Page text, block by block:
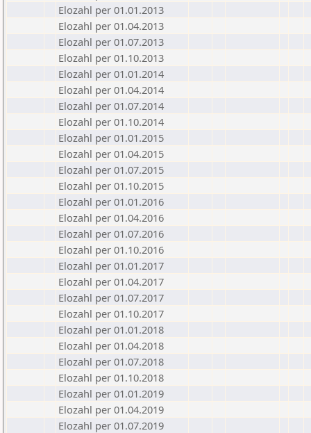
Elozahl per 01.01.2013
Elozahl per 01.04.2013
Elozahl per 01.07.2013
Elozahl per 01.10.2013
Elozahl per 01.01.2014
Elozahl per 01.04.2014
Elozahl per 01.07.2014
Elozahl per 01.10.2014
Elozahl per 01.01.2015
Elozahl per 01.04.2015
Elozahl per 01.07.2015
Elozahl per 01.10.2015
Elozahl per 01.01.2016
Elozahl per 01.04.2016
Elozahl per 01.07.2016
Elozahl per 01.10.2016
Elozahl per 01.01.2017
Elozahl per 01.04.2017
Elozahl per 01.07.2017
Elozahl per 01.10.2017
Elozahl per 01.01.2018
Elozahl per 01.04.2018
Elozahl per 01.07.2018
Elozahl per 01.10.2018
Elozahl per 01.01.2019
Elozahl per 01.04.2019
Elozahl per 01.07.2019